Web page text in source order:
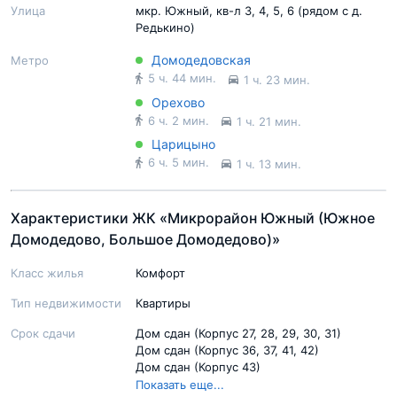
Улица
мкр. Южный, кв-л 3, 4, 5, 6 (рядом с д.
Редькино)
Метро Домодедовская
5 ч. 44 мин. 1 ч. 23 мин.
Орехово
6 ч. 2 мин. 1 ч. 21 мин.
Царицыно
6 ч. 5 мин. 1 ч. 13 мин.
Характеристики ЖК «Микрорайон Южный (Южное
Домодедово, Большое Домодедово)»
Класс жилья Комфорт
Тип недвижимости Квартиры
Срок сдачи
Дом сдан (Корпус 27, 28, 29, 30, 31)
Дом сдан (Корпус 36, 37, 41, 42)
Дом сдан (Корпус 43)
Дом сдан (Корпус 4-5)
Показать еще...